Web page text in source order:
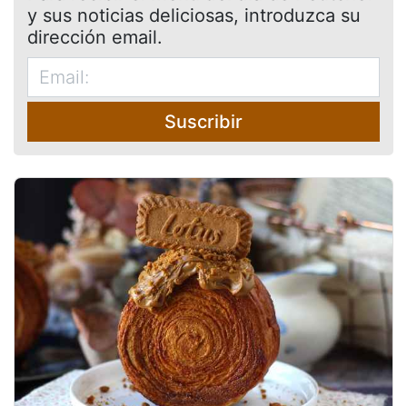
y sus noticias deliciosas, introduzca su
dirección email.
Suscribir